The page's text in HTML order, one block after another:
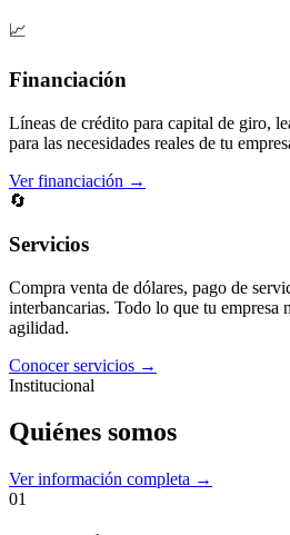
📈
Financiación
Líneas de crédito para capital de giro,
para las necesidades reales de tu
Ver financiación →
🔄
Servicios
Compra venta de dólares, pago de
interbancarias. Todo lo que tu empresa
agilidad.
Conocer servicios →
Institucional
Quiénes somos
Ver información completa →
01